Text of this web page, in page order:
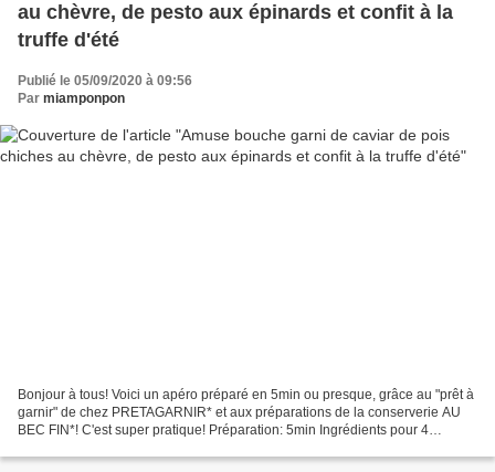
au chèvre, de pesto aux épinards et confit à la
truffe d'été
Publié le 05/09/2020 à 09:56
Par miamponpon
Bonjour à tous! Voici un apéro préparé en 5min ou presque, grâce au "prêt à
garnir" de chez PRETAGARNIR* et aux préparations de la conserverie AU
BEC FIN*! C'est super pratique! Préparation: 5min Ingrédients pour 4